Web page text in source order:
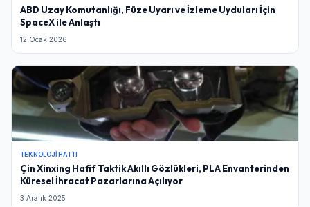
ABD Uzay Komutanlığı, Füze Uyarı ve İzleme Uyduları İçin
SpaceX ile Anlaştı
12 Ocak 2026
TEKNOLOJI HATTI
Çin Xinxing Hafif Taktik Akıllı Gözlükleri, PLA Envanterinden
Küresel İhracat Pazarlarına Açılıyor
3 Aralık 2025